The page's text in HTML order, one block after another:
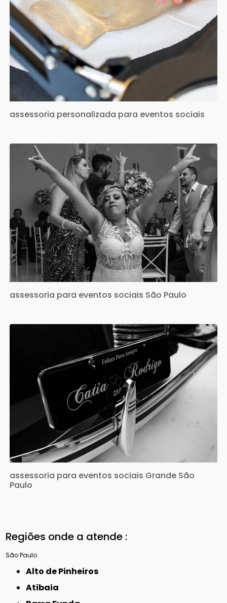
assessoria personalizada para eventos sociais
assessoria para eventos sociais São Paulo
assessoria para eventos sociais Grande São
Paulo
Regiões onde a atende :
São Paulo
Alto de Pinheiros
Atibaia